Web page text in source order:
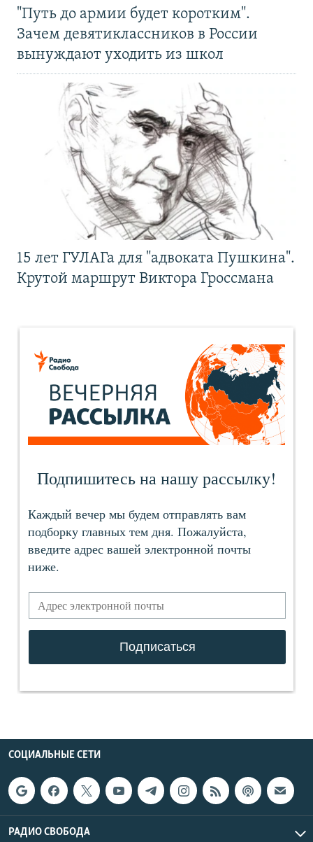
"Путь до армии будет коротким".
Зачем девятиклассников в России
вынуждают уходить из школ
15 лет ГУЛАГа для "адвоката Пушкина".
Крутой маршрут Виктора Гроссмана
СОЦИАЛЬНЫЕ СЕТИ
РАДИО СВОБОДА